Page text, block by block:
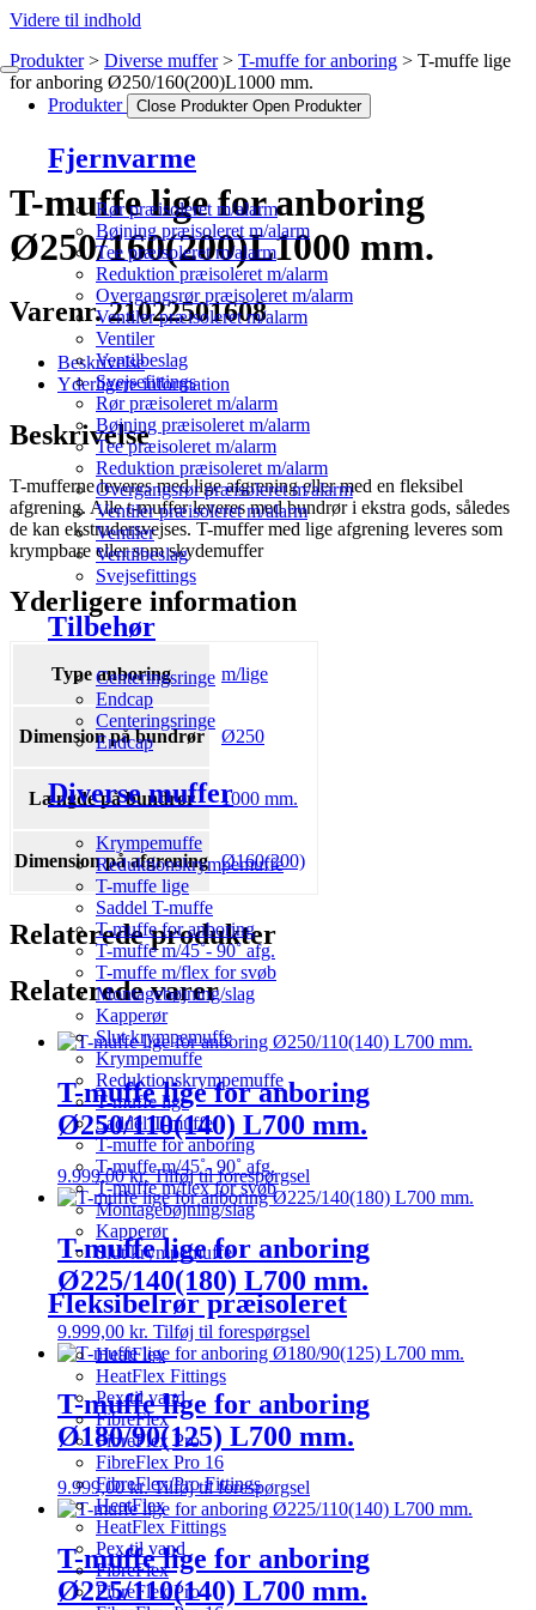
Videre til indhold
Produkter Close Produkter Open Produkter
Fjernvarme
Rør præisoleret m/alarm
Bøjning præisoleret m/alarm
Tee præisoleret m/alarm
Reduktion præisoleret m/alarm
Overgangsrør præisoleret m/alarm
Ventiler præisoleret m/alarm
Ventiler
Ventilbeslag
Svejsefittings
Rør præisoleret m/alarm
Bøjning præisoleret m/alarm
Tee præisoleret m/alarm
Reduktion præisoleret m/alarm
Overgangsrør præisoleret m/alarm
Ventiler præisoleret m/alarm
Ventiler
Ventilbeslag
Svejsefittings
Tilbehør
Centeringsringe
Endcap
Centeringsringe
Endcap
Diverse muffer
Krympemuffe
Reduktionskrympemuffe
T-muffe lige
Saddel T-muffe
T-muffe for anboring
T-muffe m/45˚- 90˚ afg.
T-muffe m/flex for svøb
Montagebøjning/slag
Kapperør
Slut krympemuffe
Krympemuffe
Reduktionskrympemuffe
T-muffe lige
Saddel T-muffe
T-muffe for anboring
T-muffe m/45˚- 90˚ afg.
T-muffe m/flex for svøb
Montagebøjning/slag
Kapperør
Slut krympemuffe
Fleksibelrør præisoleret
HeatFlex
HeatFlex Fittings
Pex til vand
FibreFlex
FibreFlex Pro
FibreFlex Pro 16
FibreFlex/Pro Fittings
HeatFlex
HeatFlex Fittings
Pex til vand
FibreFlex
FibreFlex Pro
Produkter Diverse muffer T-muffe for anboring
T-muffe lige
for anboring Ø250/160(200)L1000 mm.
T-muffe lige for anboring
Ø250/160(200)L1000 mm.
Varenr. 21022501608
Beskrivelse
Yderligere information
Beskrivelse
T-mufferne leveres med lige afgrening eller med en fleksibel
afgrening. Alle t-muffer leveres med bundrør i ekstra gods, således
de kan ekstrudersvejses. T-muffer med lige afgrening leveres som
krympbare eller som skydemuffer
Yderligere information
Type anboring m/lige
Dimension på bundrør Ø250
Længde på bundrør 1000 mm.
Dimension på afgrening Ø160(200)
Relaterede produkter
Relaterede varer
T-muffe lige for anboring
Ø250/110(140) L700 mm.
9.999,00kr. Tilføj til forespørgsel
T-muffe lige for anboring
Ø225/140(180) L700 mm.
9.999,00 kr. Tilføj til forespørgsel
T-muffe lige for anboring
Ø180/90(125) L700 mm.
9.999,00kr. Tilføj til forespørgsel
T-muffe lige for anboring
Ø225/110(140) L700 mm.